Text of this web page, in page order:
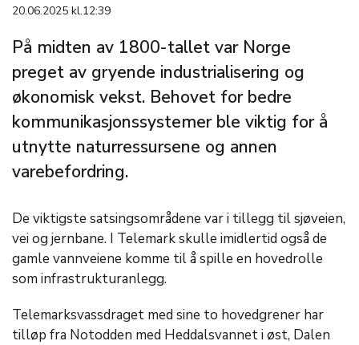
20.06.2025 kl.12:39
På midten av 1800-tallet var Norge
preget av gryende industrialisering og
økonomisk vekst. Behovet for bedre
kommunikasjonssystemer ble viktig for å
utnytte naturressursene og annen
varebefordring.
De viktigste satsingsområdene var i tillegg til sjøveien,
vei og jernbane. I Telemark skulle imidlertid også de
gamle vannveiene komme til å spille en hovedrolle
som infrastrukturanlegg.
Telemarksvassdraget med sine to hovedgrener har
tilløp fra Notodden med Heddalsvannet i øst, Dalen